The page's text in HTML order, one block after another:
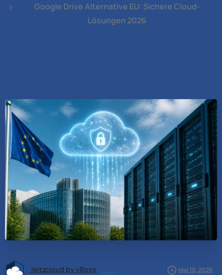
Google Drive Alternative EU: Sichere Cloud-
Lösungen 2026
leitzcloud by vBoxx Mai 10, 2026